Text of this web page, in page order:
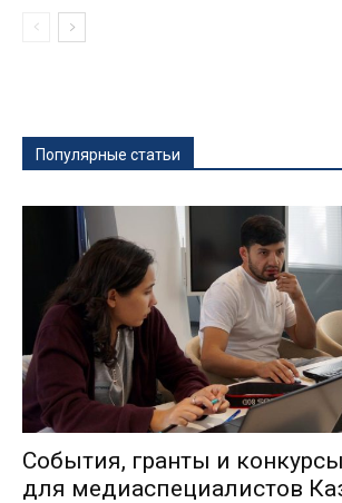
Популярные статьи
События, гранты и
для медиаспециалистов